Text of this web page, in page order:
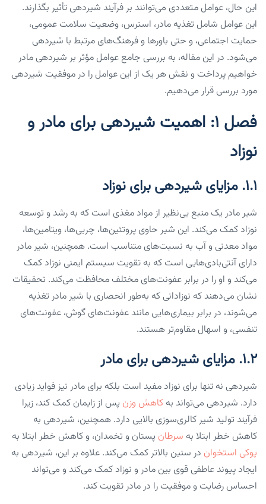
این حال، عوامل متعددی می‌توانند بر فرآیند شیردهی تأثیر بگذارند.
این عوامل شامل تغذیه مادر، استرس، وضعیت سلامت عمومی،
حمایت اجتماعی، و حتی باورها و فرهنگ‌های مرتبط با شیردهی
می‌شود. در این مقاله، به بررسی جامع عوامل مؤثر بر شیردهی مادر
خواهیم پرداخت و نقش هر یک از این عوامل را در موفقیت شیردهی
مورد بررسی قرار می‌دهیم.
فصل ۱: اهمیت شیردهی برای مادر و
نوزاد
۱.۱. مزایای شیردهی برای نوزاد
شیر مادر یک منبع بی‌نظیر از مواد مغذی است که به رشد و توسعه
نوزاد کمک می‌کند. این شیر حاوی پروتئین‌ها، چربی‌ها، ویتامین‌ها،
مواد معدنی و آب به نسبت‌های متناسب است. همچنین، شیر مادر
دارای آنتی‌بادی‌هایی است که به تقویت سیستم ایمنی نوزاد کمک
می‌کند و او را در برابر عفونت‌های مختلف محافظت می‌کند. تحقیقات
نشان می‌دهند که نوزادانی که به‌طور انحصاری با شیر مادر تغذیه
می‌شوند، در برابر بیماری‌هایی مانند عفونت‌های گوش، عفونت‌های
تنفسی، و اسهال مقاوم‌تر هستند.
۱.۲. مزایای شیردهی برای مادر
شیردهی نه تنها برای نوزاد مفید است بلکه برای مادر نیز فواید زیادی
دارد. شیردهی می‌تواند به کاهش وزن پس از زایمان کمک کند، زیرا
فرآیند تولید شیر کالری‌سوزی بالایی دارد. همچنین، شیردهی به
کاهش خطر ابتلا به سرطان پستان و تخمدان، و کاهش خطر ابتلا به
پوکی استخوان در سنین بالاتر کمک می‌کند. علاوه بر این، شیردهی به
ایجاد پیوند عاطفی قوی بین مادر و نوزاد کمک می‌کند و می‌تواند
احساس رضایت و موفقیت را در مادر تقویت کند.